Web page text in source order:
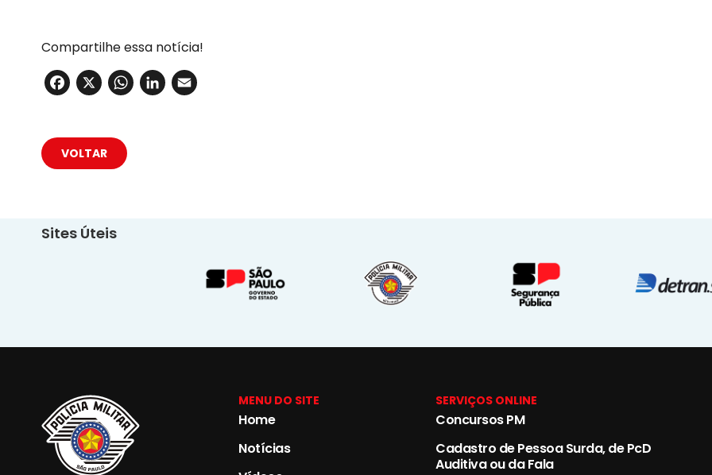
Compartilhe essa notícia!
Facebook
X WhatsApp
LinkedIn
VOLTAR
Sites Úteis
MENU DO SITE
Home
Notícias
SERVIÇOS ONLINE
Concursos PM
Cadastro de Pessoa Surda, de PcD
Auditiva ou da Fala